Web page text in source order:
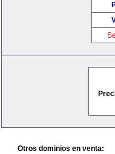
Otros dominios en venta: